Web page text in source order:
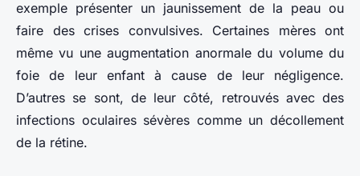
exemple présenter un jaunissement de la peau ou
faire des crises convulsives. Certaines mères ont
même vu une augmentation anormale du volume du
foie de leur enfant à cause de leur négligence.
D’autres se sont, de leur côté, retrouvés avec des
infections oculaires sévères comme un décollement
de la rétine.